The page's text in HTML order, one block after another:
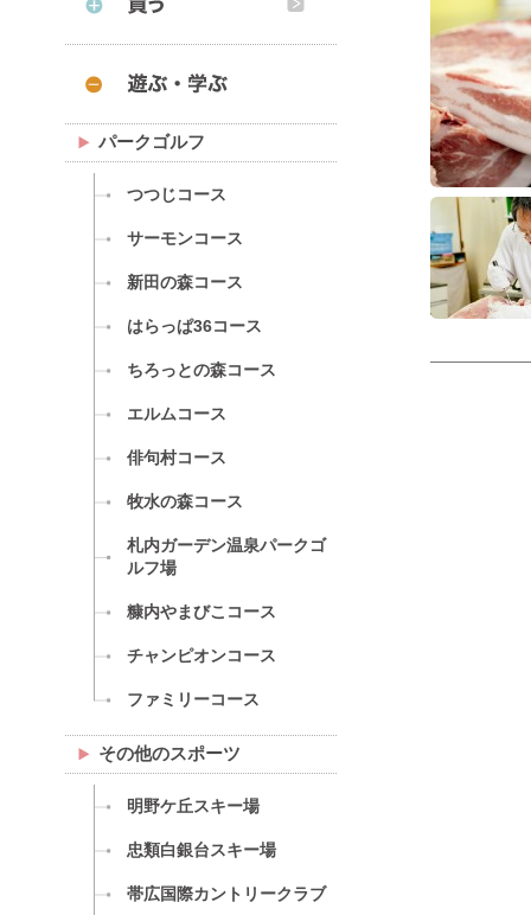
パークゴルフ
つつじコース
サーモンコース
新田の森コース
はらっぱ36コース
ちろっとの森コース
エルムコース
俳句村コース
牧水の森コース
札内ガーデン温泉パークゴ
ルフ場
糠内やまびこコース
チャンピオンコース
ファミリーコース
その他のスポーツ
明野ケ丘スキー場
忠類白銀台スキー場
帯広国際カントリークラブ